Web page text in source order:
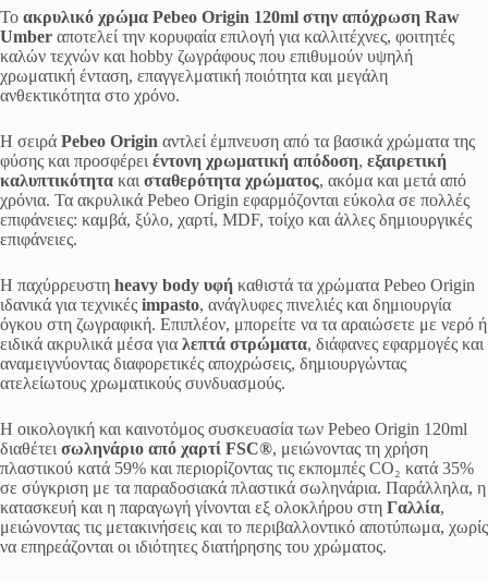
Το ακρυλικό χρώμα Pebeo Origin 120ml στην απόχρωση Raw
Umber αποτελεί την κορυφαία επιλογή για καλλιτέχνες, φοιτητές
καλών τεχνών και hobby ζωγράφους που επιθυμούν υψηλή
χρωματική ένταση, επαγγελματική ποιότητα και μεγάλη
ανθεκτικότητα στο χρόνο.
Η σειρά Pebeo Origin αντλεί έμπνευση από τα βασικά χρώματα της
φύσης και προσφέρει έντονη χρωματική απόδοση, εξαιρετική
καλυπτικότητα και σταθερότητα χρώματος, ακόμα και μετά από
χρόνια. Τα ακρυλικά Pebeo Origin εφαρμόζονται εύκολα σε πολλές
επιφάνειες: καμβά, ξύλο, χαρτί, MDF, τοίχο και άλλες δημιουργικές
επιφάνειες.
Η παχύρρευστη heavy body υφή καθιστά τα χρώματα Pebeo Origin
ιδανικά για τεχνικές impasto, ανάγλυφες πινελιές και δημιουργία
όγκου στη ζωγραφική. Επιπλέον, μπορείτε να τα αραιώσετε με νερό ή
ειδικά ακρυλικά μέσα για λεπτά στρώματα, διάφανες εφαρμογές και
αναμειγνύοντας διαφορετικές αποχρώσεις, δημιουργώντας
ατελείωτους χρωματικούς συνδυασμούς.
Η οικολογική και καινοτόμος συσκευασία των Pebeo Origin 120ml
διαθέτει σωληνάριο από χαρτί FSC®, μειώνοντας τη χρήση
πλαστικού κατά 59% και περιορίζοντας τις εκπομπές CO₂ κατά 35%
σε σύγκριση με τα παραδοσιακά πλαστικά σωληνάρια. Παράλληλα, η
κατασκευή και η παραγωγή γίνονται εξ ολοκλήρου στη Γαλλία,
μειώνοντας τις μετακινήσεις και το περιβαλλοντικό αποτύπωμα, χωρίς
να επηρεάζονται οι ιδιότητες διατήρησης του χρώματος.